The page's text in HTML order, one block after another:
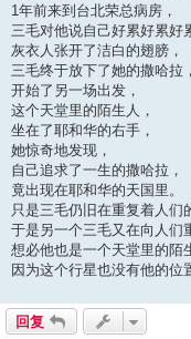
1年前来到台北荣总病房，
三毛对他说自己好累好累好
灰衣人张开了洁白的翅膀，
三毛终于放下了她的撒哈拉，
开始了另一场出发，
这个天堂里的陌生人，
坐在了耶和华的右手，
她惊奇地发现，
自己追求了一生的撒哈拉，
竟出现在耶和华的天国里。
只是三毛仍旧在重复着人们
于是另一个三毛又在向人们
想必他也是一个天堂里的陌
因为这个行星也没有他的位
回复